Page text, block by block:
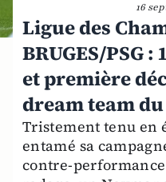
16
Ligue des
BRUGES/PSG
et première
dream team du
Tristement tenu en
entamé sa
contre-